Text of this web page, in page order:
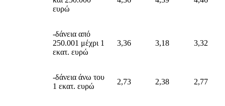
ευρώ
-δάνεια από
250.001 μέχρι 1
εκατ. ευρώ
3,36 3,18 3,32
-δάνεια άνω του
1 εκατ. ευρώ
2,73 2,38 2,77